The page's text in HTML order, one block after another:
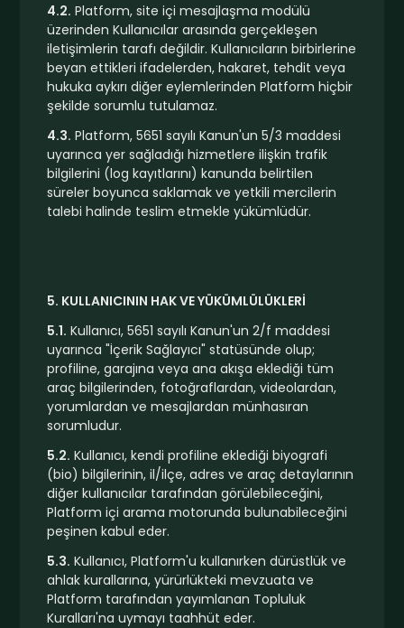
4.2. Platform, site içi mesajlaşma modülü
üzerinden Kullanıcılar arasında gerçekleşen
iletişimlerin tarafı değildir. Kullanıcıların birbirlerine
beyan ettikleri ifadelerden, hakaret, tehdit veya
hukuka aykırı diğer eylemlerinden Platform hiçbir
şekilde sorumlu tutulamaz.
4.3. Platform, 5651 sayılı Kanun'un 5/3 maddesi
uyarınca yer sağladığı hizmetlere ilişkin trafik
bilgilerini (log kayıtlarını) kanunda belirtilen
süreler boyunca saklamak ve yetkili mercilerin
talebi halinde teslim etmekle yükümlüdür.
5. KULLANICININ HAK VE YÜKÜMLÜLÜKLERİ
5.1. Kullanıcı, 5651 sayılı Kanun'un 2/f maddesi
uyarınca "İçerik Sağlayıcı" statüsünde olup;
profiline, garajına veya ana akışa eklediği tüm
araç bilgilerinden, fotoğraflardan, videolardan,
yorumlardan ve mesajlardan münhasıran
sorumludur.
5.2. Kullanıcı, kendi profiline eklediği biyografi
(bio) bilgilerinin, il/ilçe, adres ve araç detaylarının
diğer kullanıcılar tarafından görülebileceğini,
Platform içi arama motorunda bulunabileceğini
peşinen kabul eder.
5.3. Kullanıcı, Platform'u kullanırken dürüstlük ve
ahlak kurallarına, yürürlükteki mevzuata ve
Platform tarafından yayımlanan Topluluk
Kuralları'na uymayı taahhüt eder.